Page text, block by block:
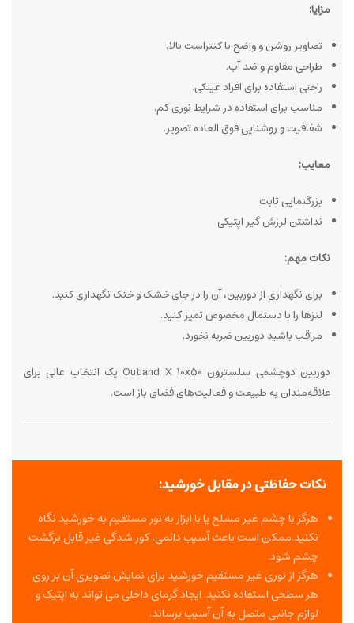
مزایا:
تصاویر روشن و واضح با کنتراست بالا.
طراحی مقاوم و ضد آب.
راحتی استفاده برای افراد عینکی.
مناسب برای استفاده در شرایط نوری کم.
شفافیت و روشنایی فوق العاده تصویر.
معایب:
بزرگنمایی ثابت
نداشتن لرزش گیر اپتیکی
نکات مهم:
برای نگهداری از دوربین، آن را در جای خشک و خنک نگهداری کنید.
لنزها را با دستمال مخصوص تمیز کنید.
مراقب باشید دوربین ضربه نخورد.
دوربین دوچشمی سلسترون Outland X 10x50 یک انتخاب عالی برای
علاقه‌مندان به طبیعت و فعالیت‌های فضای باز است.
نکات حفاظتی در مقابل خورشید:
هرگز با چشم غیر مسلح یا با ابزار به نور مستقیم به خورشید نگاه
نکنید.ممکن است باعث آسیب دائمی، کور شدگی غیر قابل برگشت
چشم شود.
هرگز از نوری غیر مستقیم خورشید برای نمایش تصویری آن بر روی
هر سطحی استفاده نکنید. ایجاد گرمای داخلی می تواند به اپتیک و
لوازم جانبی متصل به آن آسیب برساند.